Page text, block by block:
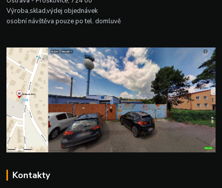
Výroba,sklad,výdej objednávek
osobní návštěva pouze po tel. domluvě
Kontakty